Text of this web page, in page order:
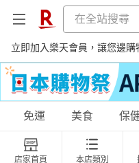
立即加入樂天會員，讓您邊購
購物網分類
免運 美食 保
店家首頁 本店類別